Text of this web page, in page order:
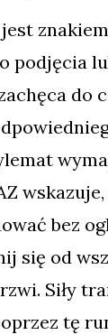
jest
podjęcia
do
wskazuje,
bez
się od
Siły
tę